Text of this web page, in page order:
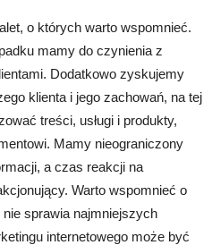
o których warto wspomnieć.
mamy do czynienia z
Dodatkowo zyskujemy
klienta i jego zachowań, na tej
treści, usługi i produkty,
Mamy nieograniczony
a czas reakcji na
Warto wspomnieć o
sprawia najmniejszych
internetowego może być